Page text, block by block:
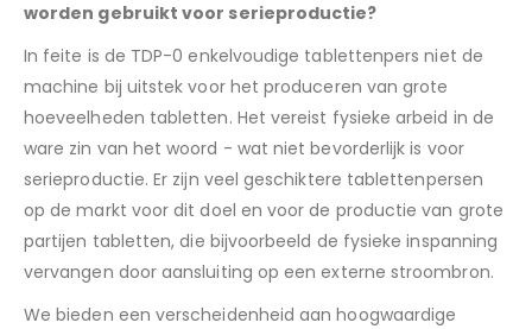
worden gebruikt voor serieproductie?
In feite is de TDP-0 enkelvoudige tablettenpers niet de
machine bij uitstek voor het produceren van grote
hoeveelheden tabletten. Het vereist fysieke arbeid in de
ware zin van het woord - wat niet bevorderlijk is voor
serieproductie. Er zijn veel geschiktere tablettenpersen
op de markt voor dit doel en voor de productie van grote
partijen tabletten, die bijvoorbeeld de fysieke inspanning
vervangen door aansluiting op een externe stroombron.
We bieden een verscheidenheid aan hoogwaardige